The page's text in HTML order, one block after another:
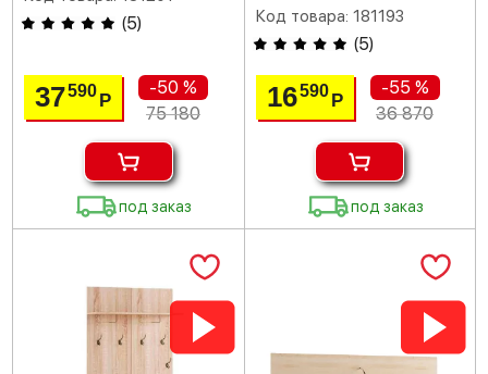
(5)
37590Р
-50 %
75 180
под заказ
Код товара: 181193
(5)
16590 Р
-55 %
36 870
под заказ